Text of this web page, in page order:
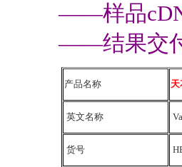
——样品
——结果交
产品名称 天
英文名称
货号